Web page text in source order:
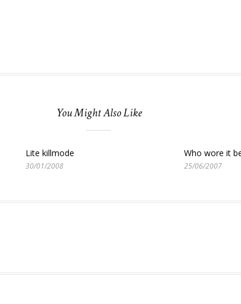
You Might Also Like
Lite killmode
30/01/2008
Who wore it
25/06/2007